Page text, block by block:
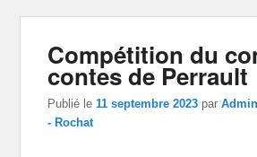
Compétition du
contes de Perrault
Publié le11 septembre 2023 par
- Rochat